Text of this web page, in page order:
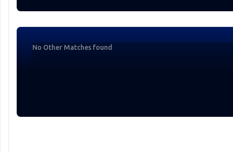
No Other Matches found